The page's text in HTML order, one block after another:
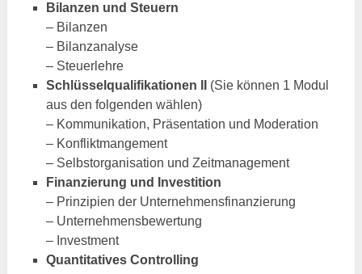
Bilanzen und Steuern
– Bilanzen
– Bilanzanalyse
– Steuerlehre
Schlüsselqualifikationen II
(Sie können 1 Modul
aus den folgenden wählen)
– Kommunikation, Präsentation und Moderation
– Konfliktmangement
– Selbstorganisation und Zeitmanagement
Finanzierung und Investition
– Prinzipien der Unternehmensfinanzierung
– Unternehmensbewertung
– Investment
Quantitatives Controlling